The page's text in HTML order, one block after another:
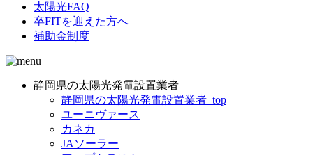
太陽光FAQ
卒FITを迎えた方へ
補助金制度
静岡県の太陽光発電設置業者
静岡県の太陽光発電設置業者_top
ユーニヴァース
カネカ
JAソーラー